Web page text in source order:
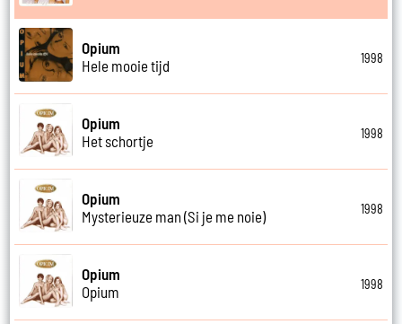
Opium
Hele mooie tijd
1998
Opium
Het schortje
1998
Opium
Mysterieuze man (Si je me noie)
1998
Opium
Opium
1998